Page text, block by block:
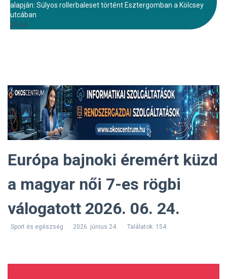
alapján: Súlyos rollerbaleset történt Esztergomban a Kölcsey
utcában
20 júl.
Európa bajnoki éremért küzd
a magyar női 7-es rögbi
válogatott 2026. 06. 24.
Sport és egészség 2026. június 24. Találatok: 154